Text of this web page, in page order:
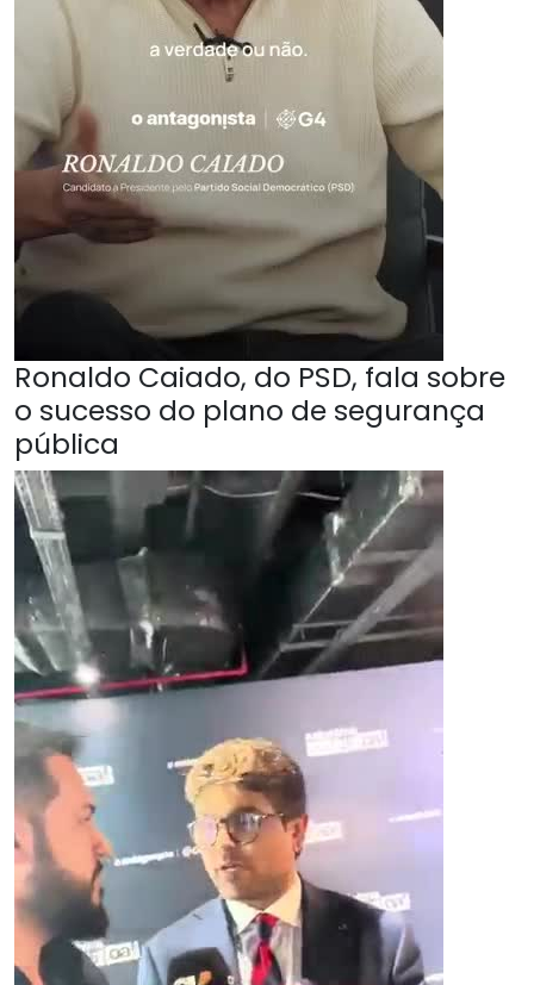
Ronaldo Caiado, do PSD, fala sobre
o sucesso do plano de segurança
pública